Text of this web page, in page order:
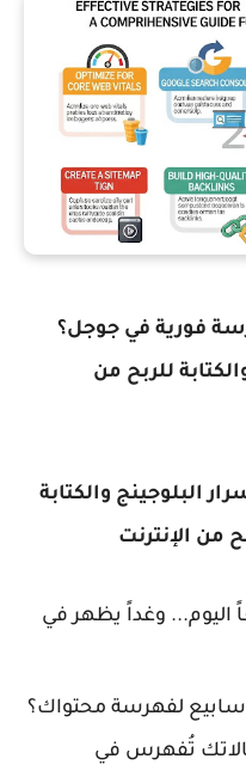
فورية في جوجل؟
للربح من
البلوجينج والكتابة
من الإنترنت
اليوم... وغداً يظهر في
لفهرسة محتواك؟
تُفهرس في